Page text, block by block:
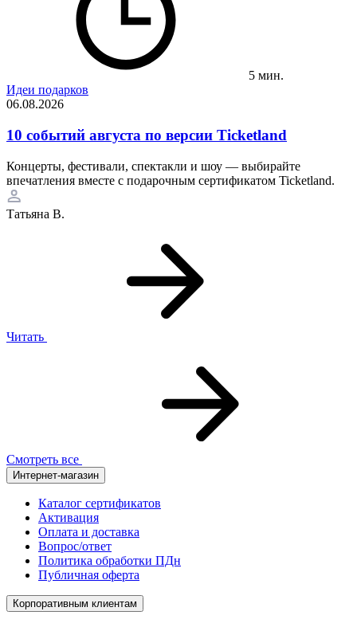
5 мин.
Идеи подарков
06.08.2026
10 событий августа по версии Ticketland
Концерты, фестивали, спектакли и шоу — выбирайте
впечатления вместе с подарочным сертификатом Ticketland.
Татьяна В.
Читать
Смотреть все
Интернет-магазин
Каталог сертификатов
Активация
Оплата и доставка
Вопрос/ответ
Политика обработки ПДн
Публичная оферта
Корпоративным клиентам